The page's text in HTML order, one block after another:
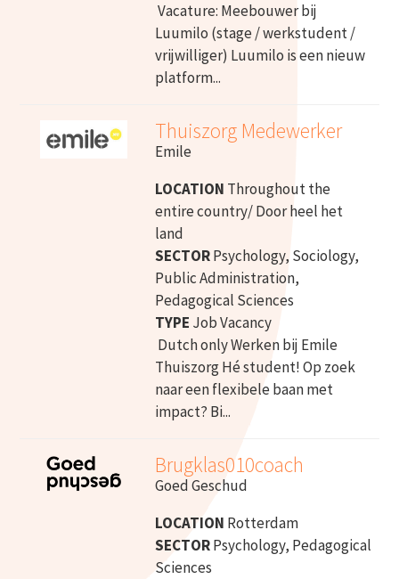
Vacature: Meebouwer bij
Luumilo (stage / werkstudent /
vrijwilliger) Luumilo is een nieuw
platform...
Thuiszorg Medewerker
Emile
LOCATION Throughout the
entire country/ Door heel het
land
SECTORPsychology, Sociology,
Public Administration,
Pedagogical Sciences
TYPE Job Vacancy
Dutch only Werken bij Emile
Thuiszorg Hé student! Op zoek
naar een flexibele baan met
impact? Bi...
Brugklas010coach
Goed Geschud
LOCATION Rotterdam
SECTORPsychology, Pedagogical
Sciences